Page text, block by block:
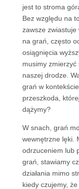
jest to stroma
Bez względu na
zawsze zwiastuje
na grań, często
osiągnięcia
musimy
naszej drodze.
grań w
przeszkoda,
dążymy?
W snach, grań
wewnętrzne lęki.
odrzuceniem lub
grań, stawiamy
działania mimo
kiedy czujemy,